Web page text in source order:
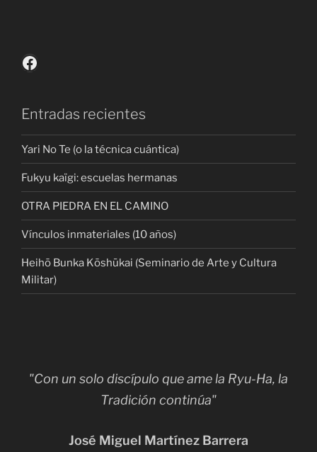
Facebook
Entradas recientes
Yari No Te (o la técnica cuántica)
Fukyu kaïgi: escuelas hermanas
OTRA PIEDRA EN EL CAMINO
Vínculos inmateriales (10 años)
Heihō Bunka Kōshūkai (Seminario de Arte y Cultura
Militar)
"Con un solo discípulo que ame la Ryu-Ha, la
Tradición continúa"
José Miguel Martínez Barrera